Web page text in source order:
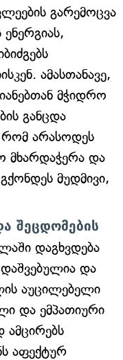
გარემოცვა
ამასთანავე,
მჭიდრო
განცდა
რომ არასოდეს
მხარდაჭერა და
მუდმივი,
შეცდომების
დაგხვდება
და
აუცილებელი
და ემპათიური
აფექტურ